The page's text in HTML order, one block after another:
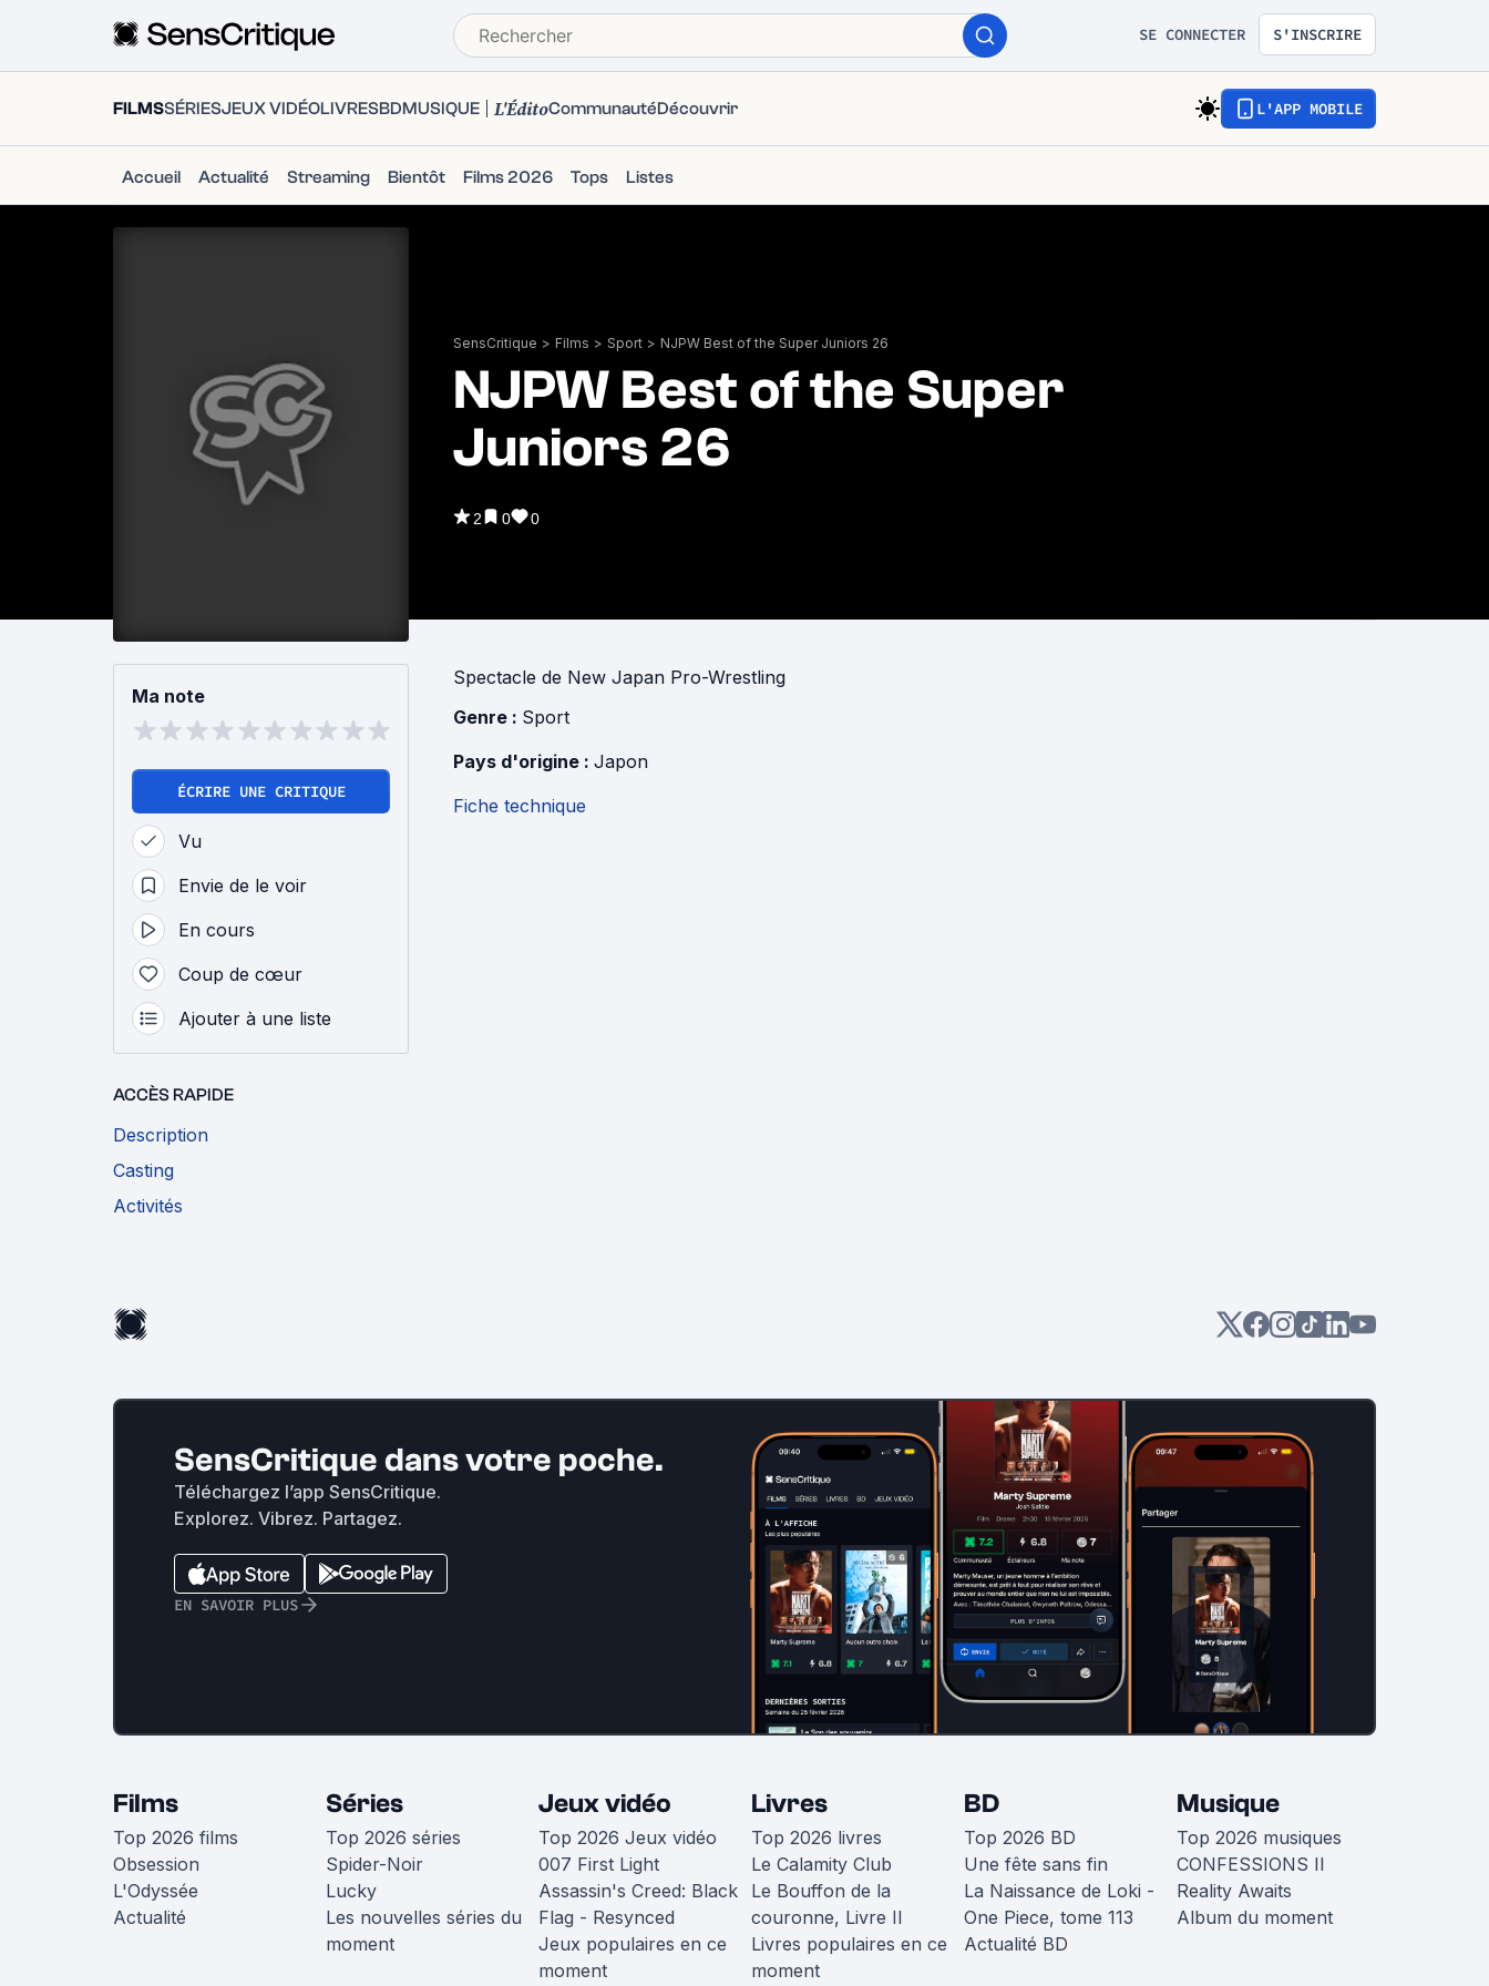
SE CONNECTER S'INSCRIRE
FILMSSÉRIESJEUX VIDÉOLIVRESBDMUSIQUE L'ÉditoCommunautéDécouvrir L'APP MOBILE
Accueil Actualité Streaming Bientôt Films 2026 Tops Listes
SensCritique > Films > Sport > NJPW Best of the Super Juniors 26
NJPW Best of the Super
Juniors 26
2 0 0
Ma note
ÉCRIRE UNE CRITIQUE
Vu
Envie de le voir
En cours
Coup de cœur
Ajouter à une liste
ACCÈS RAPIDE
Description
Casting
Activités
Spectacle de New Japan Pro-Wrestling
Genre : Sport
Pays d'origine : Japon
Fiche technique
SensCritique dans votre poche.
Téléchargez l’app SensCritique.
Explorez. Vibrez. Partagez.
EN SAVOIR PLUS
Films
Top 2026 films
Obsession
L'Odyssée
Actualité
Séries
Top 2026 séries
Spider-Noir
Lucky
Les nouvelles séries du
moment
Jeux vidéo
Top 2026 Jeux vidéo
007 First Light
Assassin's Creed: Black
Flag - Resynced
Jeux populaires en ce
moment
Livres
Top 2026 livres
Le Calamity Club
Le Bouffon de la
couronne, Livre II
Livres populaires en ce
moment
BD
Top 2026 BD
Une fête sans fin
La Naissance de Loki -
One Piece, tome 113
Actualité BD
Musique
Top 2026 musiques
CONFESSIONS II
Reality Awaits
Album du moment